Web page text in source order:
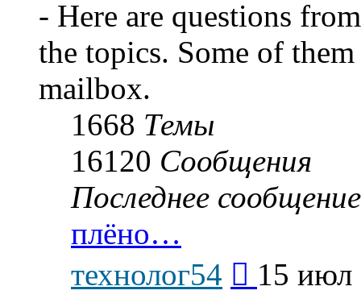
- Here are questions
the topics. Some of
mailbox.
1668 Темы
16120 Сообщения
Последнее сообщение
плёно…
технолог54
последнему
15 июл